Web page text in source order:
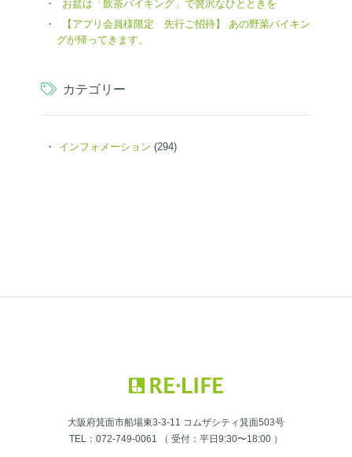
お盆は「飲茶バイキング」で贅沢なひとときを
【アプリ会員様限定 先行ご招待】 あの野菜バイキン
グが帰ってきます。
カテゴリー
インフォメーション (294)
大阪府箕面市船場東3-3-11 コムザシティ箕面503号
TEL：072-749-0061 （ 受付：平日9:30〜18:00 ）